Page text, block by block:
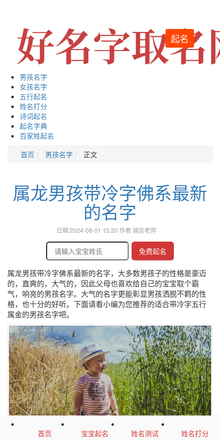
起名
男孩名字
女孩名字
五行起名
姓名打分
诗词起名
起名字典
百家姓起名
首页
男孩名字 正文
属龙男孩带冷字佛系最新
的名字
日期:2024-08-01 15:20 作者:诚信老师
免费起名
属龙男孩带冷字佛系最新的名字，大多数男孩子的性格是豪迈
的，直爽的，大气的，因此父母也喜欢给自己的宝宝取个霸
气，响亮的男孩名字。大气的名字更能彰显男孩洒脱不羁的性
格，也十分的好听。下面请看小编为您推荐的适合带冷字五行
属金的男孩名字吧。
首页 宝宝起名 姓名测试 姓名打分